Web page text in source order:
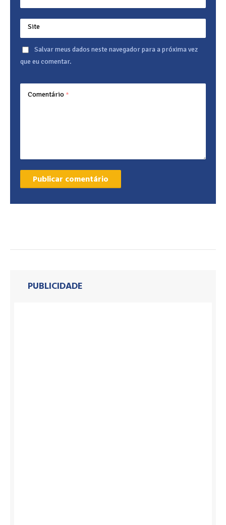
Site
Salvar meus dados neste navegador para a próxima vez
que eu comentar.
Comentário *
PUBLICIDADE